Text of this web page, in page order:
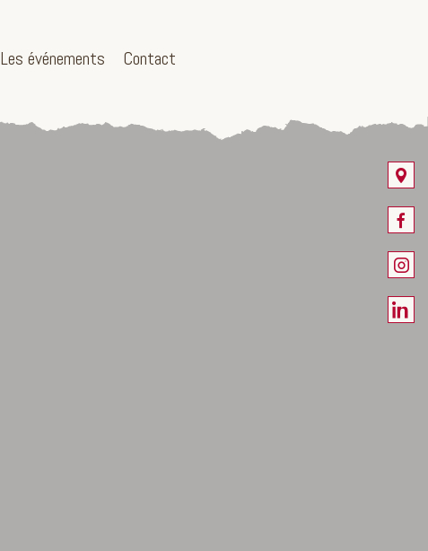
Les événements Contact